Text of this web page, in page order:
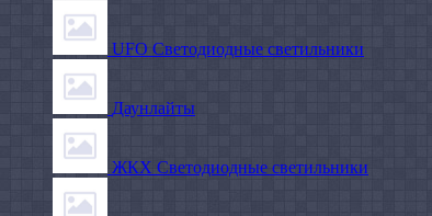
UFO Светодиодные светильники
Даунлайты
ЖКХ Светодиодные светильники